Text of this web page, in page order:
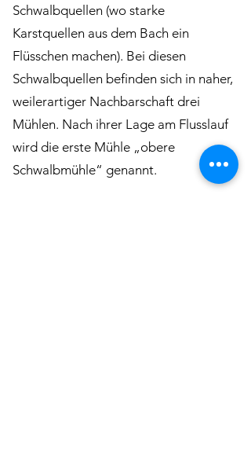
Schwalbquellen (wo starke
Karstquellen aus dem Bach ein
Flüsschen machen). Bei diesen
Schwalbquellen befinden sich in naher,
weilerartiger Nachbarschaft drei
Mühlen. Nach ihrer Lage am Flusslauf
wird die erste Mühle „obere
Schwalbmühle“ genannt.